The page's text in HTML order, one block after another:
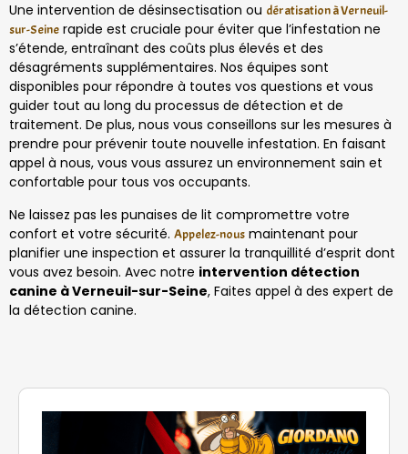
Une intervention de désinsectisation ou dératisation à Verneuil-
sur-Seine rapide est cruciale pour éviter que l’infestation ne
s’étende, entraînant des coûts plus élevés et des
désagréments supplémentaires. Nos équipes sont
disponibles pour répondre à toutes vos questions et vous
guider tout au long du processus de détection et de
traitement. De plus, nous vous conseillons sur les mesures à
prendre pour prévenir toute nouvelle infestation. En faisant
appel à nous, vous vous assurez un environnement sain et
confortable pour tous vos occupants.
Ne laissez pas les punaises de lit compromettre votre
confort et votre sécurité. Appelez-nous maintenant pour
planifier une inspection et assurer la tranquillité d’esprit dont
vous avez besoin. Avec notre intervention détection
canine à Verneuil-sur-Seine, Faites appel à des expert de
la détection canine.